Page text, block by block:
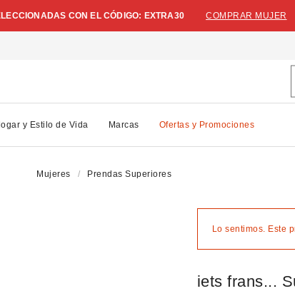
CON EL CÓDIGO: EXTRA30 COMPRAR MUJER
y Estilo de Vida Marcas Ofertas y Promociones
Mujeres Prendas Superiores
Lo sentimos. Este
iets frans...